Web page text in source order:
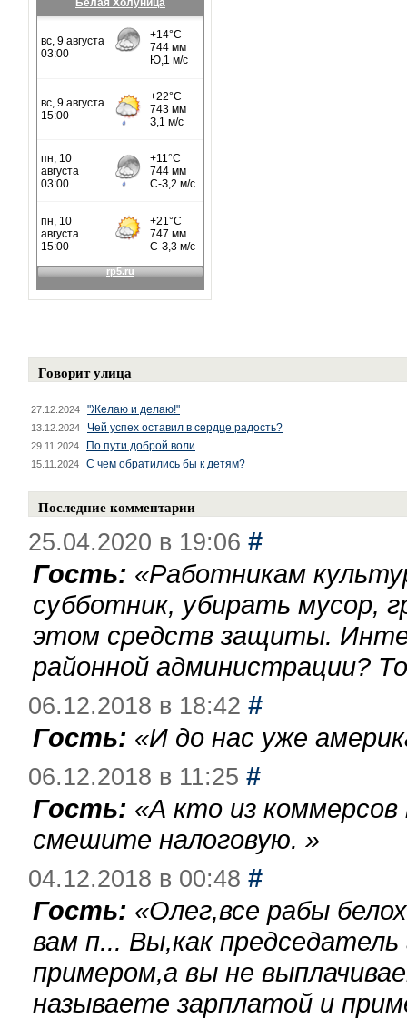
Белая Холуница
Говорит улица
27.12.2024 "Желаю и делаю!"
13.12.2024 Чей успех оставил в сердце радость?
29.11.2024 По пути доброй воли
15.11.2024 С чем обратились бы к детям?
Последние комментарии
25.04.2020 в 19:06 #
Гость: «Работникам
субботник, убирать мусор,
этом средств защиты.
районной администрации?
06.12.2018 в 18:42 #
Гость: «И до нас уже
06.12.2018 в 11:25 #
Гость: «А кто из
смешите налоговую. »
04.12.2018 в 00:48 #
Гость: «Олег,все рабы
вам п... Вы,как
примером,а вы не
называете зарплатой и